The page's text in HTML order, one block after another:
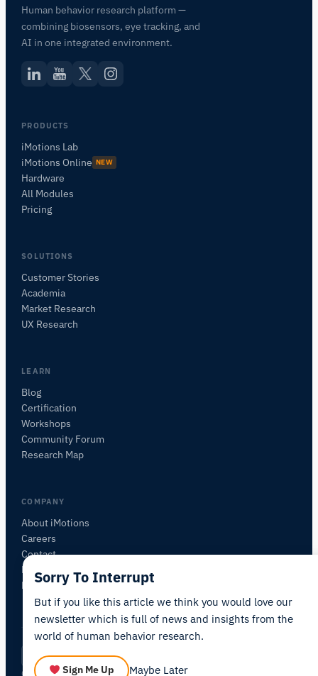
Human behavior research platform —
combining biosensors, eye tracking, and
AI in one integrated environment.
PRODUCTS
iMotions Lab
iMotions Online NEW
Hardware
All Modules
Pricing
SOLUTIONS
Customer Stories
Academia
Market Research
UX Research
LEARN
Blog
Certification
Workshops
Community Forum
Research Map
COMPANY
About iMotions
Careers
Contact
My iMotions
Newsletter
JA |Privacy Policy
Cookie Settings
研究方法、製品、センサー、SDK、リソースに
この記事について質問
この記事を要約
これをどう応用できますか？
Sorry To Interrupt
But if you like this article we think you would love our
newsletter which is full of news and insights from the
world of human behavior research.
Sign Me Up Maybe Later